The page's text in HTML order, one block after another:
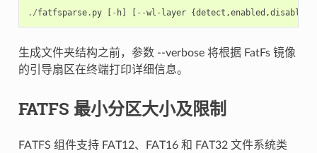
./fatfsparse. py [ - h] [ --wl - layer {detect ,enabled ,disabled
生成文件夹结构之前，参数 --verbose 将根据 FatFs 镜像
的引导扇区在终端打印详细信息。
FATFS 最小分区大小及限制
FATFS 组件支持 FAT12、FAT16 和 FAT32 文件系统类